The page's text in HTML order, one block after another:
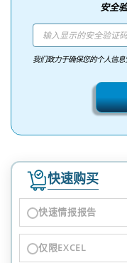
安全
我们致力于确保您的个人信息
快速购买
快速情报报告
仅限EXCEL